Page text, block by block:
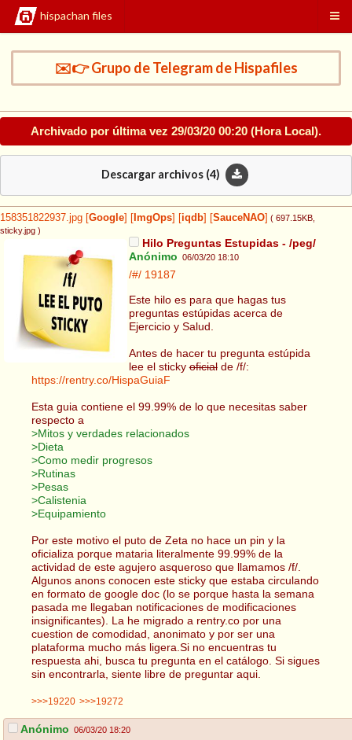
hispachan files
✉️👉 Grupo de Telegram de Hispafiles
Archivado por última vez 29/03/20 00:20 (Hora Local).
Descargar archivos (4)
158351822937.jpg Google ImgOps iqdb SauceNAO ( 697.15KB
sticky.jpg )
Hilo Preguntas Estupidas - /peg/
Anónimo 06/03/20 18:10
/#/ 19187
Este hilo es para que hagas tus
preguntas estúpidas acerca de
Ejercicio y Salud.
Antes de hacer tu pregunta estúpida
lee el stickyoficialde /f/:
https://rentry.co/HispaGuiaF
Esta guia contiene el 99.99% de lo que necesitas saber
respecto a
>Mitos y verdades relacionados
>Dieta
>Como medir progresos
>Rutinas
>Pesas
>Calistenia
>Equipamiento
Por este motivo el puto de Zeta no hace un pin y la
oficializa porque mataria literalmente 99.99% de la
actividad de este agujero asqueroso que llamamos /f/.
Algunos anons conocen este sticky que estaba circulando
en formato de google doc (lo se porque hasta la semana
pasada me llegaban notificaciones de modificaciones
insignificantes). La he migrado a rentry.co por una
cuestion de comodidad, anonimato y por ser una
plataforma mucho más ligera.Si no encuentras tu
respuesta ahi, busca tu pregunta en el catálogo. Si sigues
sin encontrarla, siente libre de preguntar aqui.
>>>19220 >>>19272
Anónimo 06/03/20 18:20